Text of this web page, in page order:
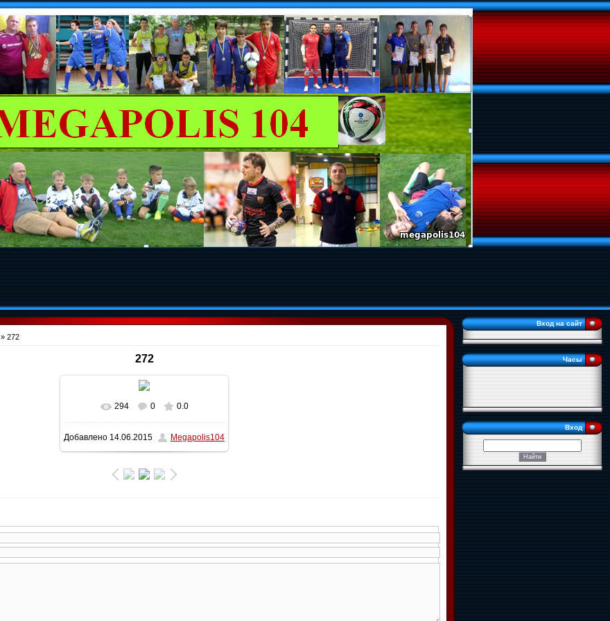
» 272
272
В реальном размере 1600x1200
275.9Kb
294 0 0.0
Добавлено 14.06.2015 Megapolis104
Вход на сайт
Часы
Вход